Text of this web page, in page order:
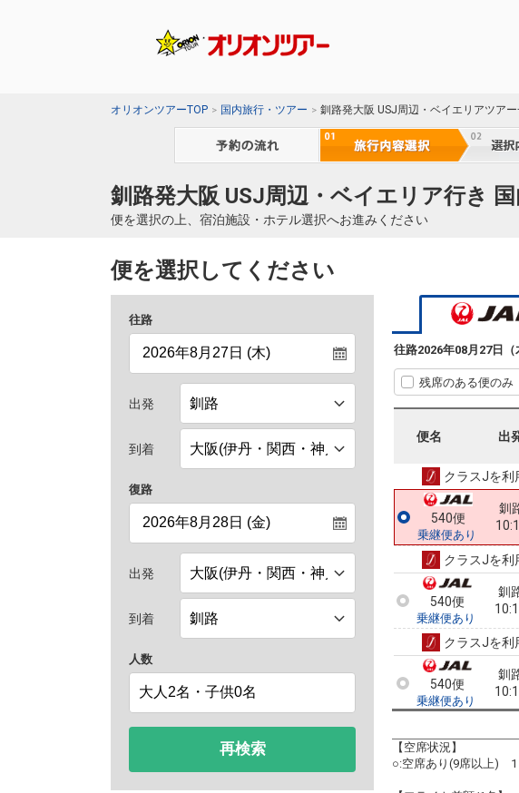
オリオンツアーTOP 国内旅行・ツアー 釧路発大阪 USJ周辺・ベイエリアツア
釧路発大阪 USJ周辺・ベイエリア行き
便を選択の上、宿泊施設・ホテル選択へお進みください
便を選択してください
往路
出発
到着
復路
出発
到着
人数
再検索
往路2026年08月27日（
残席のある便のみ
便名 出
540便
乗継便あり
釧
クラスJを利
540便
クラスJを利
540便
乗継便あり
釧
クラスJを利
540便
乗継便あり
釧
クラスJを利
540便
乗継便あり
釧
540便
釧路
10:10
【空席状況】
○:空席あり(9席以上)